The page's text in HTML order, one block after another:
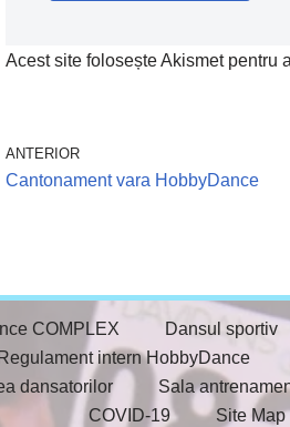
Acest site folosește Akismet pentru
ANTERIOR
Cantonament vara HobbyDance
COMPLEX Dansul sportiv
Regulament intern HobbyDance
dansatorilor
Sala
COVID-19
Site Map